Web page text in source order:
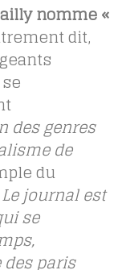
nomme «
dit,
des genres
de
du
Le journal est
se
paris